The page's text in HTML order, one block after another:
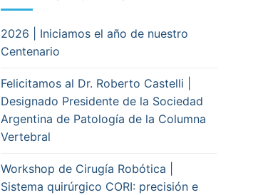
2026 | Iniciamos el año de nuestro
Centenario
Felicitamos al Dr. Roberto Castelli |
Designado Presidente de la Sociedad
Argentina de Patología de la Columna
Vertebral
Workshop de Cirugía Robótica |
Sistema quirúrgico CORI: precisión e